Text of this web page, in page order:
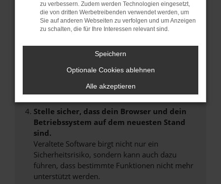
Prüfe deine Browsererweiterungen.
Manche Erweiterungen, wie Werbeblocker,
können das Laden bestimmter Seiten
anderen Browser oder in einem privaten
Starte dein Gerät neu.
Das kann manchmal helfen, vorübergehende
Probleme zu beheben.
Stelle sicher, dass dein Browser und dein
Betriebssystem auf dem neuesten Stand
sind.
Veraltete Software birgt nicht nur ein
Sicherheitsrisiko, sondern kann auch dazu
führen, dass bestimmte Funktionen nicht mehr
unterstützt werden.
zu verbessern. Zudem werden Technologien eingesetzt,
die von dritten Werbetreibenden verwendet werden, um
Sie auf anderen Webseiten zu verfolgen und um Anzeigen
zu schalten, die für Ihre Interessen relevant sind.
Speichern
Optionale Cookies ablehnen
Alle akzeptieren